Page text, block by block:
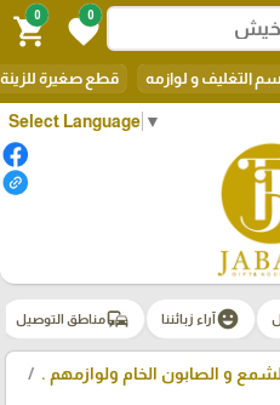
Select Language ▼
0
favorite
0
shopping_cart
التغليف و لوازمه قطع صغيرة للزينة
emoji_emotionsآراء زبائننا commuteمناطق التوصيل
و الصابون الخام ولوازمهم .